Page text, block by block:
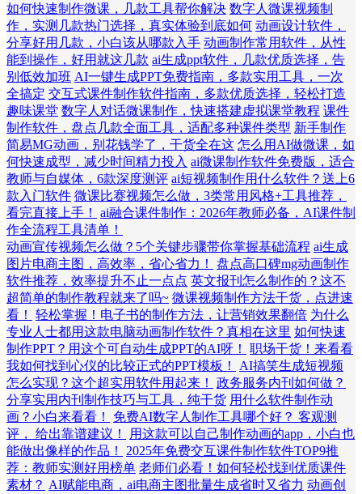
如何快速制作微课，几款工具帮你解决 数字人微课视频制
作，实测几款热门选择，真实体验到底如何 动画设计软件，
分享好用几款，小白该从哪款入手 动画制作常用软件，从性
能到操作，好用就这几款 ai生成ppt软件，几款优质选择，告
别低效加班 AI一键生成PPT免费指南，多款实用工具，一次
全搞定 交互式课件制作软件指南，多款优质选择，轻松打造
趣味课堂 数字人对话微课制作，快速搭建虚拟课堂教程 课件
制作软件，盘点几款全面工具，适配多种课件类型 新手制作
简易MG动画，别花钱学了，干货全在这 怎么用AI做微课，如
何快速成型，减少时间精力投入 ai微课制作软件免费版，适合
教师与自媒体，6款深度测评 ai短视频制作用什么软件？送上6
款入门软件 微课比赛视频怎么做，3类常用风格+工具推荐，
看完直接上手！
ai融合课件制作：2026年教师必备，AI课件制
作全流程工具清单！
动画宣传视频怎么做？5个关键步骤带你掌握基础流程 ai生成
图片电商主图，高效率，省心省力！
盘点高口碑mg动画制作
软件推荐，效率提升不止一点点 英文报刊怎么制作的？这不
超简单的制作教程就来了吗~ 微课视频制作方法干货，点进速
看！
轻松掌握！电子书的制作方法，让营销效果翻倍 为什么
专业人士都用这款电脑动画制作软件？真相在这里 如何快速
制作PPT？用这个可自动生成PPT的AI呀！
职场干货！来看看
我如何找到心仪的比较正式的PPT模板！
AI搞笑生成短视频
怎么实现？这个超实用软件用起来！
政务服务内刊如何做？
分享实用内刊制作技巧与工具，纯干货 用什么软件制作动
画？小白来看看！
免费AI数字人制作工具哪个好？ 客观测
评， 给出靠谱建议！
用这款可以自己制作动画的app，小白也
能做出像样的作品！
2025年免费交互课件制作软件TOP9推
荐：教师实测好用榜单 老师们必看！如何轻松找到优质课件
素材？ AI赋能电商，ai电商主图批量生成省时又省力 动画创